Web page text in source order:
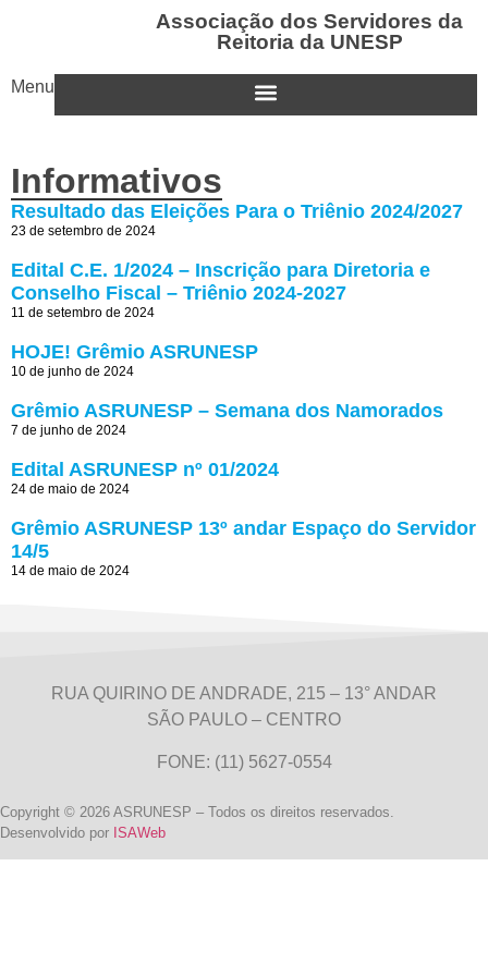
Associação dos Servidores da
Reitoria da UNESP
Menu
Informativos
Resultado das Eleições Para o Triênio 2024/2027
23 de setembro de 2024
Edital C.E. 1/2024 – Inscrição para Diretoria e
Conselho Fiscal – Triênio 2024-2027
11 de setembro de 2024
HOJE! Grêmio ASRUNESP
10 de junho de 2024
Grêmio ASRUNESP – Semana dos Namorados
7 de junho de 2024
Edital ASRUNESP nº 01/2024
24 de maio de 2024
Grêmio ASRUNESP 13º andar Espaço do Servidor
14/5
14 de maio de 2024
RUA QUIRINO DE ANDRADE, 215 – 13° ANDAR
SÃO PAULO – CENTRO
FONE: (11) 5627-0554
Copyright © 2026 ASRUNESP – Todos os direitos reservados.
Desenvolvido por ISAWeb